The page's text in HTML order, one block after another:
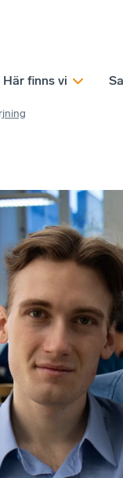
Här finns vi